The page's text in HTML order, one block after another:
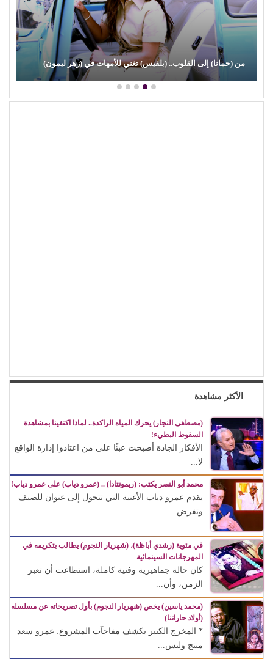
من (حمانا) إلى القلوب.. (بلقيس) تغني للأمهات في (زهر ليمون)
الأكثر مشاهدة
(مصطفى النجار) يحرك المياه الراكدة.. لماذا اكتفينا بمشاهدة
السقوط البطيء!
الأفكار الجادة أصبحت عبئًا على من اعتادوا إدارة الواقع
لا...
محمد أبو النصر يكتب: (ريمونتادا) .. (عمرو دياب) على عمرو دياب!
يقدم عمرو دياب الأغنية التي تتحول إلى عنوان للصيف
وتفرض...
في مئوية (رشدي أباظة)، (شهريار النجوم) يطالب بتكريمه في
المهرجانات السينمائية
كان حالة جماهيرية وفنية كاملة، استطاعت أن تعبر
الزمن، وأن...
(محمد ياسين) يخص (شهريار النجوم) بأول تصريحاته عن مسلسله
(أولاد حاراتنا)
* المخرج الكبير يكشف مفاجآت المشروع: عمرو سعد
منتج وليس...